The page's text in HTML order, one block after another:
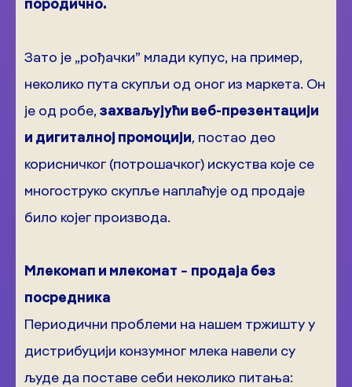
Зато је „рођачки” млади купус, на пример,
неколико пута скупљи од оног из маркета. Он
је од робе, захваљујући веб-презентацији
и дигиталној промоцији, постао део
корисничког (потрошачког) искуства које се
многоструко скупље наплаћује од продаје
било којег производа.
Млекомап и млекомат − продаја без
посредника
Периодични проблеми на нашем тржишту у
дистрибуцији конзумног млека навели су
људе да поставе себи неколико питања: